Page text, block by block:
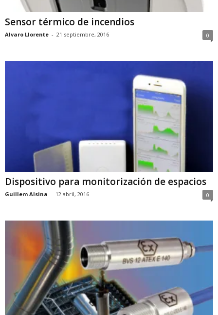
Sensor térmico de incendios
Alvaro Llorente - 21 septiembre, 2016 0
Dispositivo para monitorización de espacios
Guillem Alsina - 12 abril, 2016 0